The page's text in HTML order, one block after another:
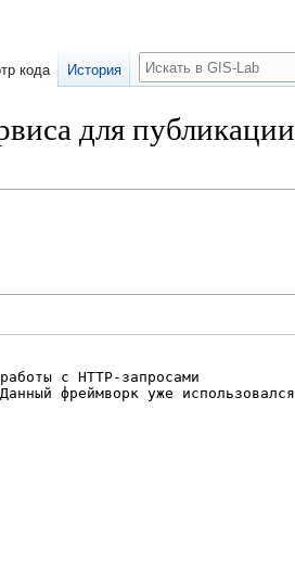
для публикации
кода История Поиск